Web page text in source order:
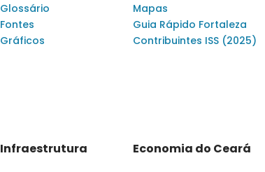
Glossário
Fontes
Gráficos
Mapas
Guia Rápido Fortaleza
Contribuintes ISS (2025)
Infraestrutura Economia do Ceará